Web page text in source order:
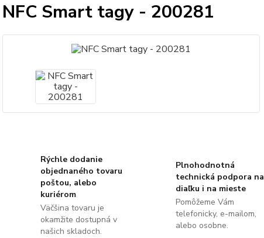
NFC Smart tagy - 200281
Rýchle dodanie
objednaného tovaru
poštou, alebo
kuriérom
Väčšina tovaru je
okamžite dostupná v
našich skladoch.
Plnohodnotná
technická podpora na
diaľku i na mieste
Pomôžeme Vám
telefonicky, e-mailom,
alebo osobne.